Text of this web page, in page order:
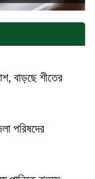
বাড়ছে শীতের
পরিষদের